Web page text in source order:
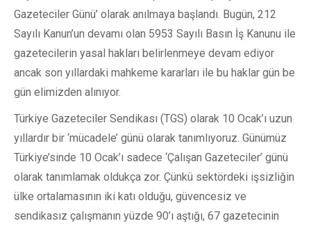
Gazeteciler Günü’ olarak anılmaya başlandı. Bugün, 212
Sayılı Kanun’un devamı olan 5953 Sayılı Basın İş Kanunu ile
gazetecilerin yasal hakları belirlenmeye devam ediyor
ancak son yıllardaki mahkeme kararları ile bu haklar gün be
gün elimizden alınıyor.
Türkiye Gazeteciler Sendikası (TGS) olarak 10 Ocak’ı uzun
yıllardır bir ‘mücadele’ günü olarak tanımlıyoruz. Günümüz
Türkiye’sinde 10 Ocak’ı sadece ‘Çalışan Gazeteciler’ günü
olarak tanımlamak oldukça zor. Çünkü sektördeki işsizliğin
ülke ortalamasının iki katı olduğu, güvencesiz ve
sendikasız çalışmanın yüzde 90’ı aştığı, 67 gazetecinin